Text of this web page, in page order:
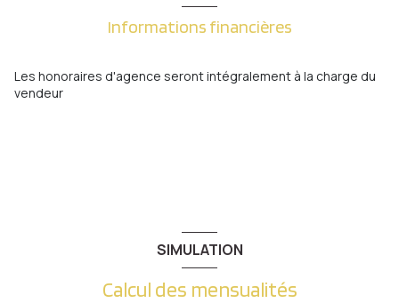
cuisine séparée
Chauffage central : chaudière (gaz)
Informations financières
Les honoraires d'agence seront intégralement à la charge du
vendeur
SIMULATION
Calcul des mensualités